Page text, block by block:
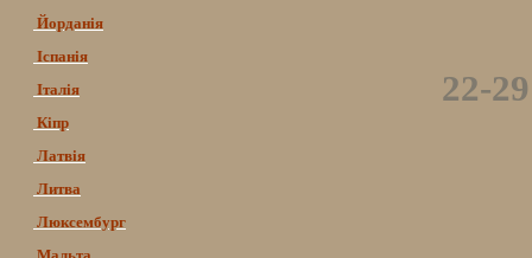
Йорданія
Іспанія
Італія
Кіпр
Латвія
Литва
Люксембург
22-